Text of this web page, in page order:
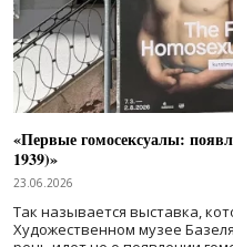
«Первые гомосексуалы:
1939)»
23.06.2026
Так называется выставка,
Художественном музее